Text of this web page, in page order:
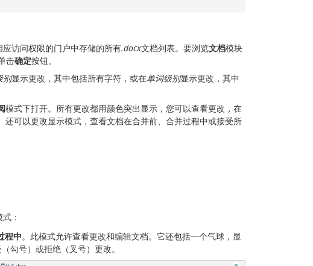
访问权限的门户中存储的所有.docx文档列表。要浏览文档模块
击确定按钮。
别显示更改，其中包括所有字符，或在单词级别显示更改，其中
模式下打开。所有更改都用颜色突出显示，您可以查看更改，在
可以更改显示模式，查看文档在合并前、合并过程中或接受所
：
程中。此模式允许查看更改和编辑文档。它还包括一个气球，显
勾号）或拒绝（叉号）更改。